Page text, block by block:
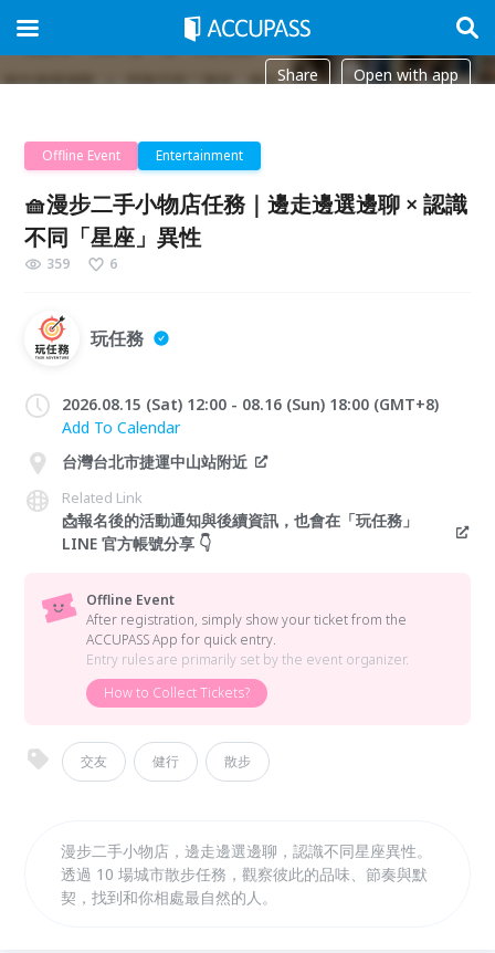
Share Open with app
Offline Event Entertainment
🧺漫步二手小物店任務｜邊走邊選邊聊 × 認識
不同「星座」異性
359 6
玩任務
2026.08.15 (Sat) 12:00 - 08.16 (Sun) 18:00 (GMT+8)
Add To Calendar
台灣台北市捷運中山站附近
Related Link
📩報名後的活動通知與後續資訊，也會在「玩任務」
LINE 官方帳號分享 👇
Offline Event
After registration, simply show your ticket from the
ACCUPASS App for quick entry.
Entry rules are primarily set by the event organizer.
How to Collect Tickets?
交友 健行 散步
漫步二手小物店，邊走邊選邊聊，認識不同星座異性。
透過 10 場城市散步任務，觀察彼此的品味、節奏與默
契，找到和你相處最自然的人。